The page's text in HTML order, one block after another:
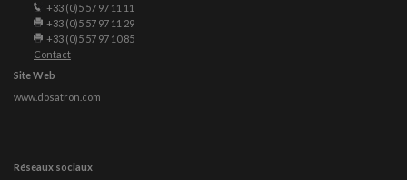
+33 (0)5 57 97 11 11
+33 (0)5 57 97 11 29
+33 (0)5 57 97 10 85
Contact
Site Web
www.dosatron.com
Réseaux sociaux